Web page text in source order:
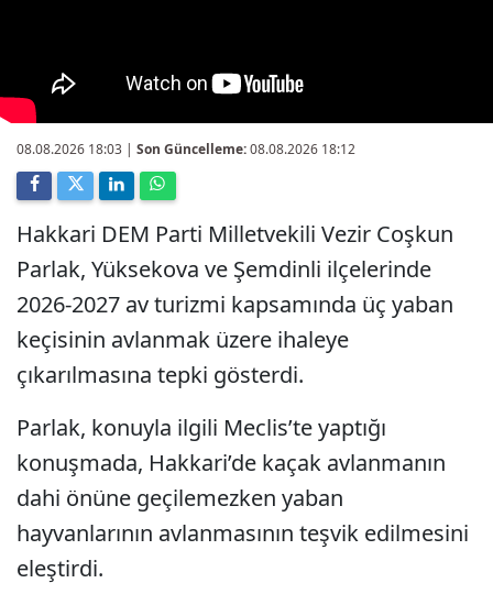
08.08.2026 18:03 | Son Güncelleme:08.08.2026 18:12
Hakkari DEM Parti Milletvekili Vezir Coşkun
Parlak, Yüksekova ve Şemdinli ilçelerinde
2026-2027 av turizmi kapsamında üç yaban
keçisinin avlanmak üzere ihaleye
çıkarılmasına tepki gösterdi.
Parlak, konuyla ilgili Meclis’te yaptığı
konuşmada, Hakkari’de kaçak avlanmanın
dahi önüne geçilemezken yaban
hayvanlarının avlanmasının teşvik edilmesini
eleştirdi.